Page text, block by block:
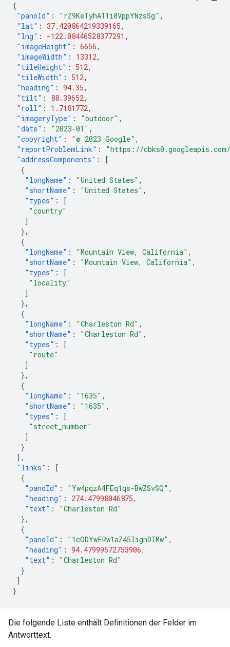
{
"panoId" : "rZ9KeTyhA11i0VppYNzsSg" ,
"lat" : 37.420864219339165,
"lng" : -122.08446528377291 ,
"imageHeight" : 6656,
"imageWidth" : 13312,
"tileHeight" : 512,
"tileWidth" : 512,
"heading" : 94.35,
"tilt" : 88.39652,
"roll" : 1.7181772,
"imageryType" : "outdoor" ,
"date" : "2023-01" ,
"copyright" : "© 2023 Google" ,
"reportProblemLink" :
"https://cbks0.googleapis.com/
"addressComponents" :
[
{
"longName" : "United States" ,
"shortName" : "United States" ,
"types" :
[
"country"
]
},
{
"longName" : "Mountain View, California" ,
"shortName" : "Mountain View, California" ,
"types" :
[
"locality"
]
},
{
"longName" : "Charleston Rd" ,
"shortName" : "Charleston Rd" ,
"types" :
[
"route"
]
},
{
"longName" : "1635" ,
"shortName" : "1635" ,
"types" :
[
"street_number"
]
}
],
"links" :
[
{
"panoId" : "Yw4pqzA4FEq1qs-BwZSvSQ" ,
"heading" : 274.47998046875,
"text" :
"Charleston Rd"
},
{
"panoId" : "1cODYwFRw1aZ45IignDIMw" ,
"heading" : 94.47999572753906,
"text" :
"Charleston Rd"
}
]
}
Die folgende Liste enthält Definitionen der Felder im
Antworttext.